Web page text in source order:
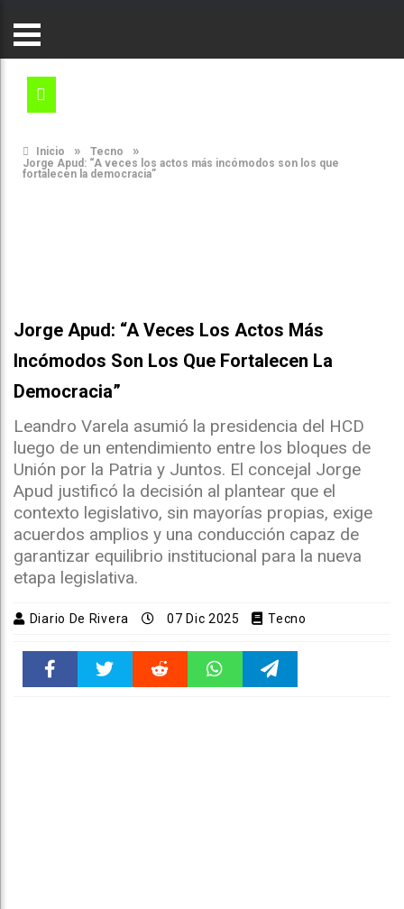
Inicio » Tecno »
Jorge Apud: “A veces los actos más incómodos son los que
fortalecen la democracia”
Jorge Apud: “A Veces Los Actos Más
Incómodos Son Los Que Fortalecen La
Democracia”
Leandro Varela asumió la presidencia del HCD
luego de un entendimiento entre los bloques de
Unión por la Patria y Juntos. El concejal Jorge
Apud justificó la decisión al plantear que el
contexto legislativo, sin mayorías propias, exige
acuerdos amplios y una conducción capaz de
garantizar equilibrio institucional para la nueva
etapa legislativa.
Diario De Rivera 07 Dic 2025 Tecno